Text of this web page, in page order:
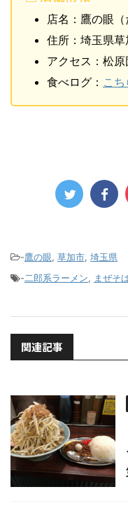
店名：鷹の眼（
住所：埼玉県
アクセス：松
食べログ： こち
-鷹の眼, 草加市, 埼玉県
-二郎系ラーメン, まぜそ
関連記事